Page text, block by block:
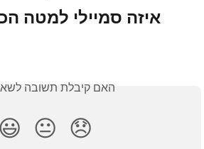
איזה סמיילי למטה
האם קיבלת תשובה
😞
😐
😃